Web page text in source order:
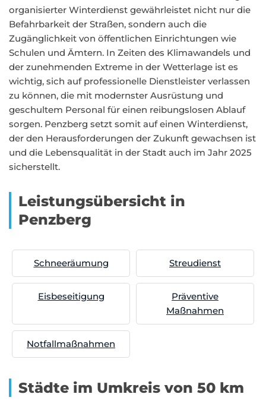
organisierter Winterdienst gewährleistet nicht nur die
Befahrbarkeit der Straßen, sondern auch die
Zugänglichkeit von öffentlichen Einrichtungen wie
Schulen und Ämtern. In Zeiten des Klimawandels und
der zunehmenden Extreme in der Wetterlage ist es
wichtig, sich auf professionelle Dienstleister verlassen
zu können, die mit modernster Ausrüstung und
geschultem Personal für einen reibungslosen Ablauf
sorgen. Penzberg setzt somit auf einen Winterdienst,
der den Herausforderungen der Zukunft gewachsen ist
und die Lebensqualität in der Stadt auch im Jahr 2025
sicherstellt.
Leistungsübersicht in
Penzberg
Schneeräumung Streudienst
Eisbeseitigung
Präventive
Maßnahmen
Notfallmaßnahmen
Städte im Umkreis von 50 km